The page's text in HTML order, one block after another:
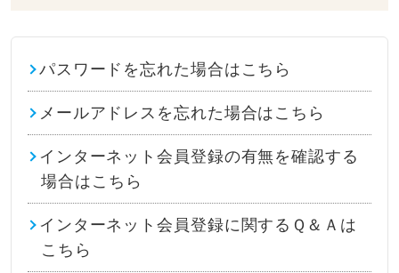
パスワードを忘れた場合はこちら
メールアドレスを忘れた場合はこちら
インターネット会員登録の有無を確認する
場合はこちら
インターネット会員登録に関するＱ＆Ａは
こちら